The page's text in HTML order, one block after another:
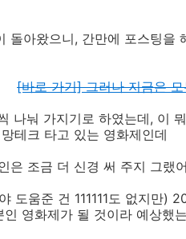
돌아왔으니, 간만에 포스팅을
. [바로 가기] 그러나 지금은
나눠 가지기로 하였는데, 이
망테크 타고 있는 영화제인데
은 조금 더 신경 써 주지 그랬
도움준 건 111111도 없지만)
영화제가 될 것이라 예상했